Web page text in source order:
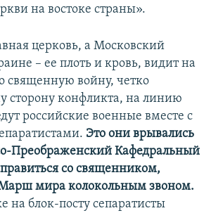
на востоке страны».
церковь, а Московский
– ее плоть и кровь, видит на
священную войну, четко
сторону конфликта, на линию
российские военные вместе с
Это они врывались
Преображенский Кафедральный
со священником,
мира колокольным звоном.
на блок-посту сепаратисты